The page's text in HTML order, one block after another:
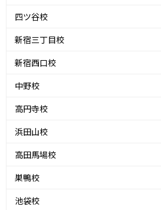
四ツ谷校
新宿三丁目校
新宿西口校
中野校
高円寺校
浜田山校
高田馬場校
巣鴨校
池袋校